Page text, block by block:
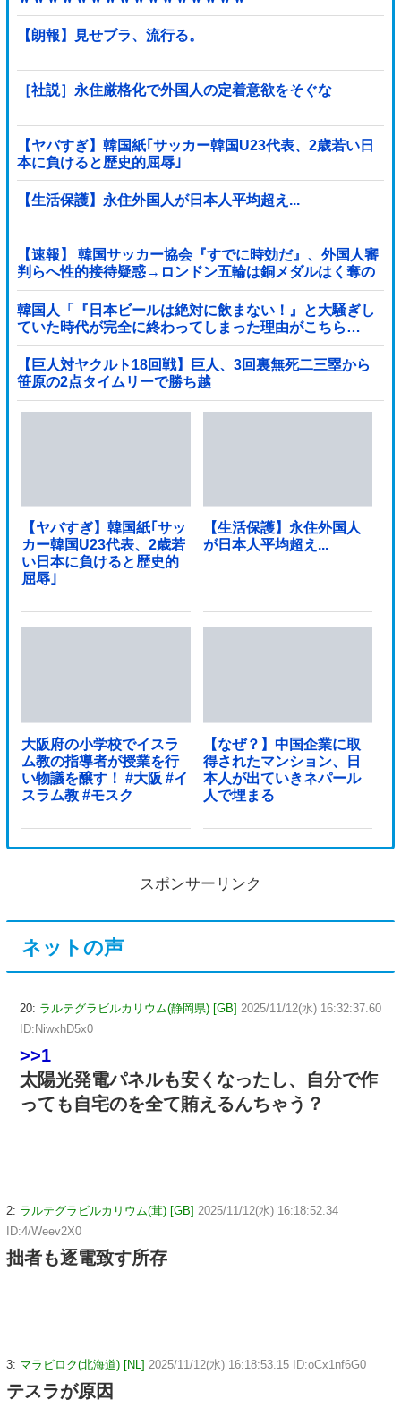
【朗報】見せブラ、流行る。
［社説］永住厳格化で外国人の定着意欲をそぐな
【ヤバすぎ】韓国紙｢サッカー韓国U23代表、2歳若い日
本に負けると歴史的屈辱｣
【生活保護】永住外国人が日本人平均超え...
【速報】 韓国サッカー協会『すでに時効だ』、外国人審
判らへ性的接待疑惑→ロンドン五輪は銅メダルはく奪の
可能性「審判の国籍は日本、UAE、イラン」
韓国人「『日本ビールは絶対に飲まない！』と大騒ぎし
ていた時代が完全に終わってしまった理由がこちら…
（ブルブル」＝韓国の反応
【巨人対ヤクルト18回戦】巨人、3回裏無死二三塁から
笹原の2点タイムリーで勝ち越
し！！！！！！！！！！！！！他
【ヤバすぎ】韓国紙｢サッ
カー韓国U23代表、2歳若
い日本に負けると歴史的
屈辱｣
【生活保護】永住外国人
が日本人平均超え...
大阪府の小学校でイスラ
ム教の指導者が授業を行
い物議を醸す！ #大阪 #イ
スラム教 #モスク
【なぜ？】中国企業に取
得されたマンション、日
本人が出ていきネパール
人で埋まる
スポンサーリンク
ネットの声
20: ラルテグラビルカリウム(静岡県) [GB] 2025/11/12(水) 16:32:37.60
ID:NiwxhD5x0
>>1
太陽光発電パネルも安くなったし、自分で作
っても自宅のを全て賄えるんちゃう？
2: ラルテグラビルカリウム(茸) [GB] 2025/11/12(水) 16:18:52.34
ID:4/Weev2X0
拙者も逐電致す所存
3: マラビロク(北海道) [NL] 2025/11/12(水) 16:18:53.15 ID:oCx1nf6G0
テスラが原因